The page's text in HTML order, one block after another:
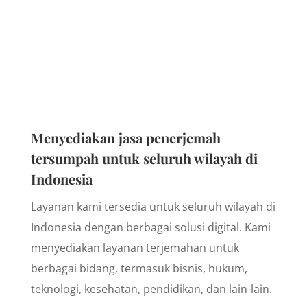
Menyediakan jasa penerjemah
tersumpah untuk seluruh wilayah di
Indonesia
Layanan kami tersedia untuk seluruh wilayah di
Indonesia dengan berbagai solusi digital. Kami
menyediakan layanan terjemahan untuk
berbagai bidang, termasuk bisnis, hukum,
teknologi, kesehatan, pendidikan, dan lain-lain.